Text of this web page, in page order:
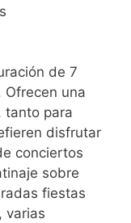
de 7
Ofrecen una
tanto para
disfrutar
conciertos
sobre
fiestas
varias